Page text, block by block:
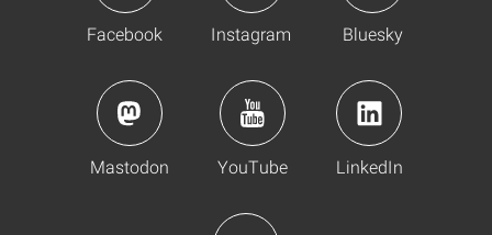
Facebook Instagram Bluesky
Mastodon YouTube LinkedIn